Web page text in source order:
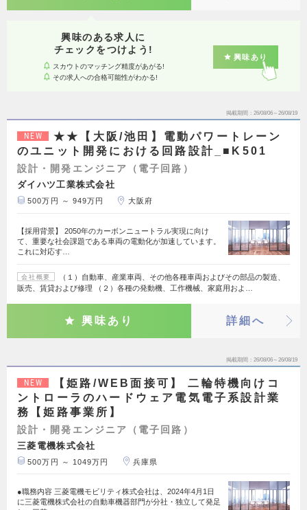
興味のある求人に
チェックをつけよう!
スカウトのマッチング精度があがる!
その求人への合格可能性がわかる!
興味あり
掲載期間 26/08/06～26/08/19
NEW
★★【大阪/池田】電動パワートレーン
のユニット開発における回路設計_■K501
設計・開発エンジニア（電子回路）
ダイハツ工業株式会社
500万円 ～ 949万円 大阪府
【採用背景】 2050年のカーボンニュートラル実現に向け
て、重要な社会課題である車両の電動化が加速しています。
これに対応す…
会社概要
（１）自動車、産業車両、その他各種車両およびその部品の製造、
販売、賃貸および修理 （２）各種の発動機、工作機械、家庭用およ…
興味あり 詳細へ
掲載期間 26/08/06～26/08/19
NEW
【姫路/WEB面接可】 二輪特機向けコ
ントローラのハードウェア電気電子系設計業
務【姫路事業所】
設計・開発エンジニア（電子回路）
三菱電機株式会社
500万円 ～ 1049万円 兵庫県
●職務内容 三菱電機モビリティ株式会社は、2024年4月1日
に三菱電機株式会社の自動車機器部門が分社・独立して発足